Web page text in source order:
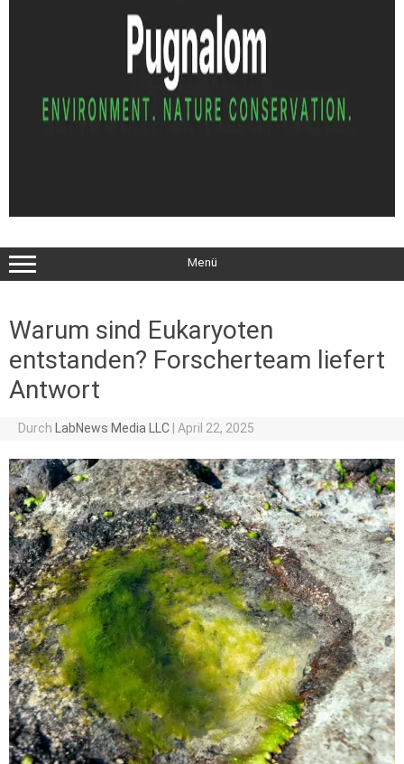
Menü
Warum sind Eukaryoten
entstanden? Forscherteam liefert
Antwort
Durch LabNews Media LLC April 22, 2025